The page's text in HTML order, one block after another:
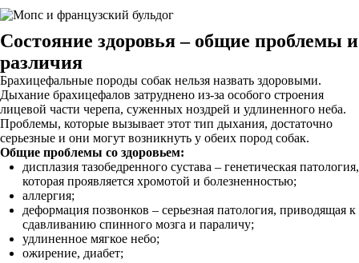
Состояние здоровья – общие проблемы и
различия
Брахицефальные породы собак нельзя назвать здоровыми.
Дыхание брахицефалов затруднено из-за особого строения
лицевой части черепа, суженных ноздрей и удлиненного неба.
Проблемы, которые вызывает этот тип дыхания, достаточно
серьезные и они могут возникнуть у обеих пород собак.
Общие проблемы со здоровьем:
дисплазия тазобедренного сустава – генетическая патология,
которая проявляется хромотой и болезненностью;
аллергия;
деформация позвонков – серьезная патология, приводящая к
сдавливанию спинного мозга и параличу;
удлиненное мягкое небо;
ожирение, диабет;